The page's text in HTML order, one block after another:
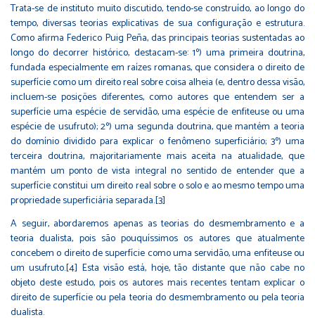
Trata-se de instituto muito discutido, tendo-se construído, ao longo do
tempo, diversas teorias explicativas de sua configuração e estrutura.
Como afirma Federico Puig Peña, das principais teorias sustentadas ao
longo do decorrer histórico, destacam-se: 1º) uma primeira doutrina,
fundada especialmente em raízes romanas, que considera o direito de
superfície como um direito real sobre coisa alheia (e, dentro dessa visão,
incluem-se posições diferentes, como autores que entendem ser a
superfície uma espécie de servidão, uma espécie de enfiteuse ou uma
espécie de usufruto); 2º) uma segunda doutrina, que mantém a teoria
do domínio dividido para explicar o fenômeno superficiário; 3º) uma
terceira doutrina, majoritariamente mais aceita na atualidade, que
mantém um ponto de vista integral no sentido de entender que a
superfície constitui um direito real sobre o solo e ao mesmo tempo uma
propriedade superficiária separada.[3]
A seguir, abordaremos apenas as teorias do desmembramento e a
teoria dualista, pois são pouquíssimos os autores que atualmente
concebem o direito de superfície como uma servidão, uma enfiteuse ou
um usufruto.[4] Esta visão está, hoje, tão distante que não cabe no
objeto deste estudo, pois os autores mais recentes tentam explicar o
direito de superfície ou pela teoria do desmembramento ou pela teoria
dualista.